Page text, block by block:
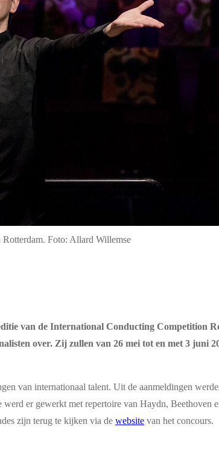
Foto: Allard Willemse
van de International Conducting Competition
over. Zij zullen van 26 mei tot en met 3 juni
van internationaal talent. Uit de aanmeldingen
er gewerkt met repertoire van Haydn, Beethoven
zijn terug te kijken via de website van het concours.